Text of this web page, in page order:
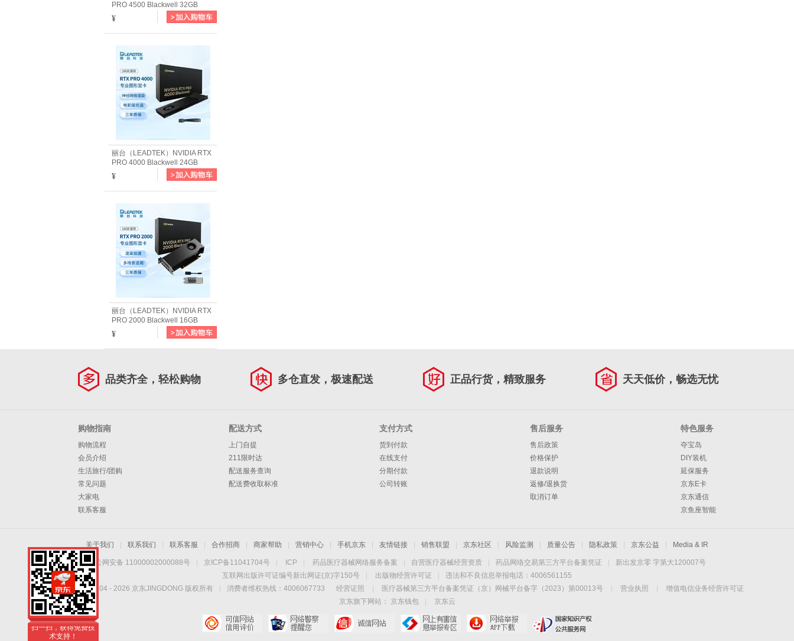
PRO 4500 Blackwell 32GB
GDDR7 with ECC
¥
丽台（LEADTEK）NVIDIA RTX
PRO 4000 Blackwell 24GB
GDDR7 ECC 单插槽 GPU 神经
渲染 专业图形显卡
¥
丽台（LEADTEK）NVIDIA RTX
PRO 2000 Blackwell 16GB
GDDR7 ECC 专业显卡 光线追踪
AI加速计算 图形渲染
¥
品类齐全，轻松购物 多仓直发，极速配送 正品行货，精致服务 天天低价，畅选无忧
购物指南
购物流程
会员介绍
生活旅行/团购
常见问题
大家电
联系客服
配送方式
上门自提
211限时达
配送服务查询
配送费收取标准
支付方式
货到付款
在线支付
分期付款
公司转账
售后服务
售后政策
价格保护
退款说明
返修/退换货
取消订单
特色服务
夺宝岛
DIY装机
延保服务
京东E卡
京东通信
京鱼座智能
关于我们 联系我们 联系客服 合作招商 商家帮助 营销中心 手机京东 友情链接 销售联盟 京东社区 风险监测 质量公告 隐私政策 京东公益 Media & IR
京公网安备 11000002000088号 京ICP备11041704号 ICP 药品医疗器械网络服务备案 自营医疗器械经营资质 药品网络交易第三方平台备案凭证
新出发京零 字第大120007号
互联网出版许可证编号新出网证(京)字150号
出版物经营许可证
违法和不良信息举报电话：4006561155
Copyright © 2004 - 2026 京东JINGDONG 版权所有 消费者维权热线：4006067733 经营证照 医疗器械第三方平台备案凭证（京）网械平台备字（2023）第00013号 营业执照
增值电信业务经营许可证
京东旗下网站：
京东钱包 京东云
手机扫一扫，加入丽
台会员！
扫一扫，获得免费技
术支持！
手机扫一扫，加入丽
台会员！